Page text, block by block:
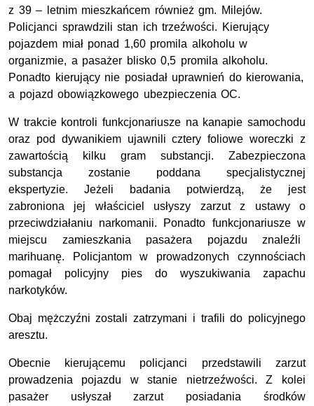
z 39 – letnim mieszkańcem również gm. Milejów.
Policjanci sprawdzili stan ich trzeźwości. Kierujący
pojazdem miał ponad 1,60 promila alkoholu w
organizmie, a pasażer blisko 0,5 promila alkoholu.
Ponadto kierujący nie posiadał uprawnień do kierowania,
a pojazd obowiązkowego ubezpieczenia OC.
W trakcie kontroli funkcjonariusze na kanapie samochodu
oraz pod dywanikiem ujawnili cztery foliowe woreczki z
zawartością kilku gram substancji. Zabezpieczona
substancja zostanie poddana specjalistycznej
ekspertyzie. Jeżeli badania potwierdzą, że jest
zabroniona jej właściciel usłyszy zarzut z ustawy o
przeciwdziałaniu narkomanii. Ponadto funkcjonariusze w
miejscu zamieszkania pasażera pojazdu znaleźli
marihuanę. Policjantom w prowadzonych czynnościach
pomagał policyjny pies do wyszukiwania zapachu
narkotyków.
Obaj mężczyźni zostali zatrzymani i trafili do policyjnego
aresztu.
Obecnie kierującemu policjanci przedstawili zarzut
prowadzenia pojazdu w stanie nietrzeźwości. Z kolei
pasażer usłyszał zarzut posiadania środków